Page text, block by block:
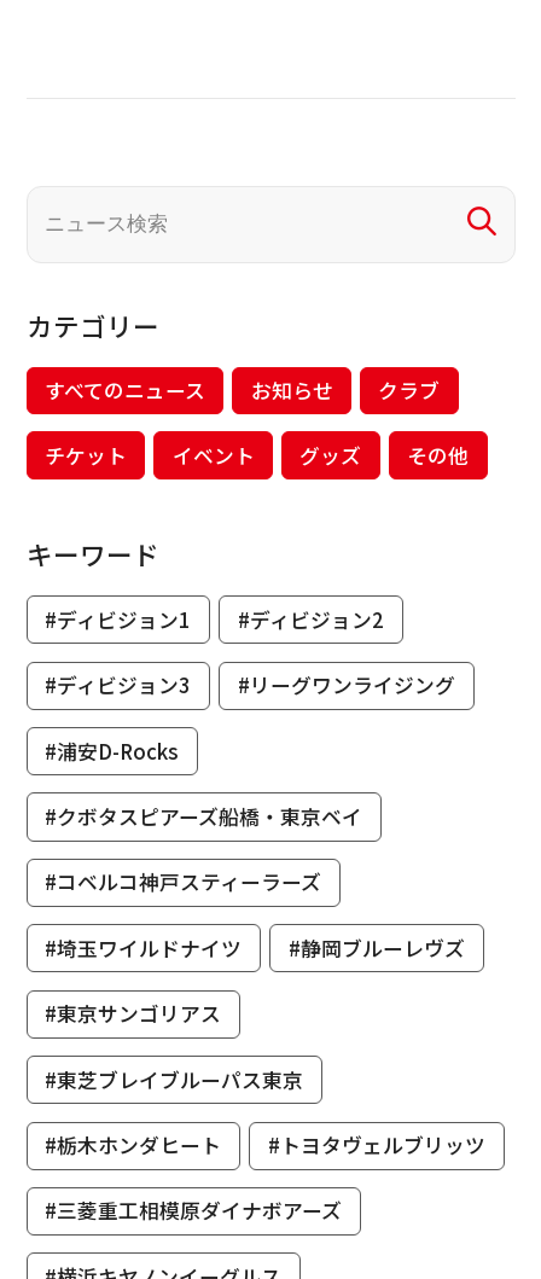
カテゴリー
すべてのニュース お知らせ クラブ
チケット イベント グッズ その他
キーワード
#ディビジョン1 #ディビジョン2
#ディビジョン3 #リーグワンライジング
#浦安D-Rocks
#クボタスピアーズ船橋・東京ベイ
#コベルコ神戸スティーラーズ
#埼玉ワイルドナイツ #静岡ブルーレヴズ
#東京サンゴリアス
#東芝ブレイブルーパス東京
#栃木ホンダヒート #トヨタヴェルブリッツ
#三菱重工相模原ダイナボアーズ